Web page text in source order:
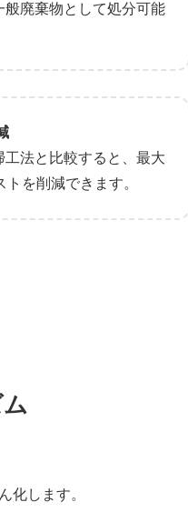
廃棄物として処分可能
法と比較すると、最大
を削減できます。
化します。